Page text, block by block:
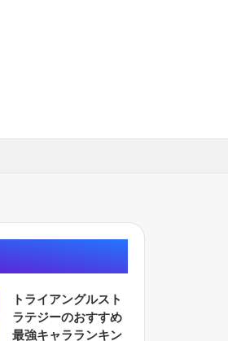
トライアングルスト
ラテジーのおすすめ
最強キャラランキン